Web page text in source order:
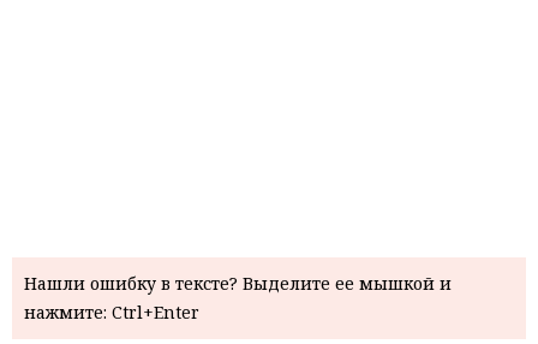
Нашли ошибку в тексте? Выделите ее мышкой и
нажмите: Ctrl+Enter